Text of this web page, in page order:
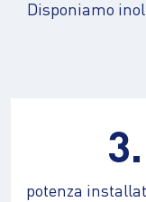
Disponiamo
potenza